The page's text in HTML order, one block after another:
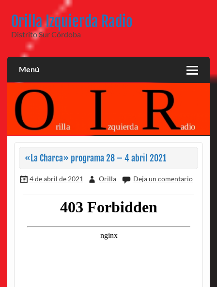
contenido
Orilla Izquierda Radio
Distrito Sur Córdoba
Menú
«La Charca» programa 28 – 4 abril 2021
4 de abril de 2021 Orilla Deja un comentario